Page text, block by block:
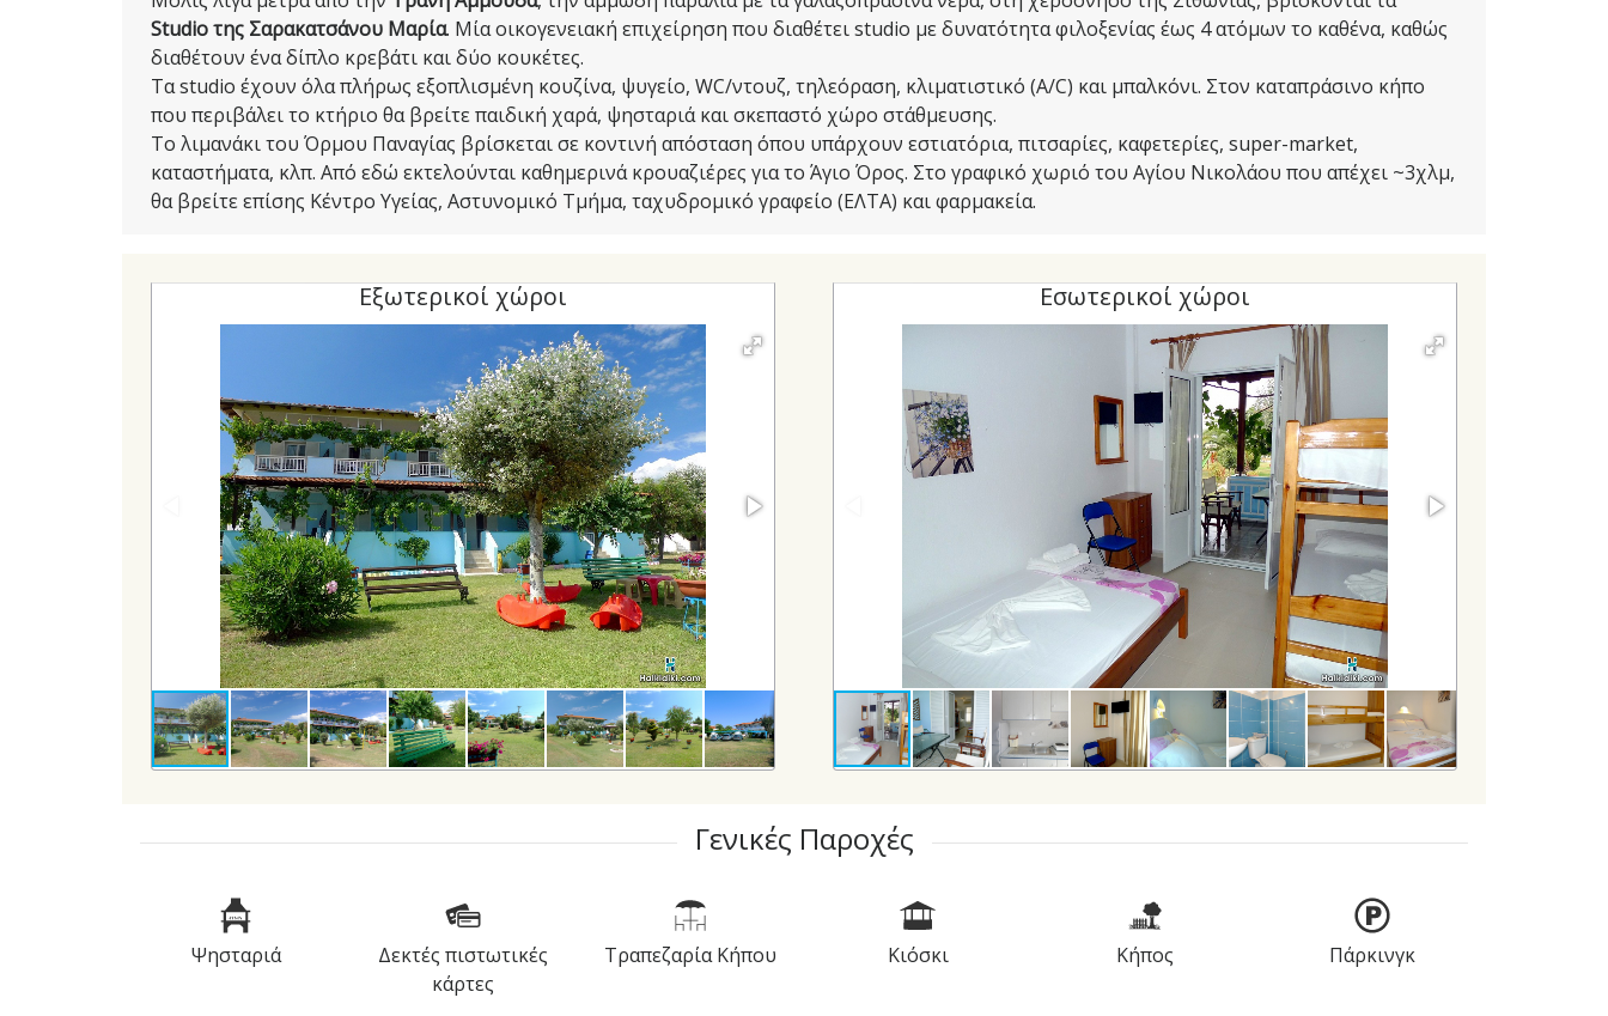
Studio της Σαρακατσάνου Μαρία. Μία οικογενειακή επιχείρηση που διαθέτει studio με δυνατότητα φιλοξενίας έως 4 ατόμων το καθένα, καθώς
διαθέτουν ένα δίπλο κρεβάτι και δύο κουκέτες.
Τα studio έχουν όλα πλήρως εξοπλισμένη κουζίνα, ψυγείο, WC/ντουζ, τηλεόραση, κλιματιστικό (A/C) και μπαλκόνι. Στον καταπράσινο κήπο
που περιβάλει το κτήριο θα βρείτε παιδική χαρά, ψησταριά και σκεπαστό χώρο στάθμευσης.
Το λιμανάκι του Όρμου Παναγίας βρίσκεται σε κοντινή απόσταση όπου υπάρχουν εστιατόρια, πιτσαρίες, καφετερίες, super-market,
καταστήματα, κλπ. Από εδώ εκτελούνται καθημερινά κρουαζιέρες για το Άγιο Όρος. Στο γραφικό χωριό του Αγίου Νικολάου που απέχει ~3χλμ,
θα βρείτε επίσης Κέντρο Υγείας, Αστυνομικό Τμήμα, ταχυδρομικό γραφείο (ΕΛΤΑ) και φαρμακεία.
Εξωτερικοί χώροι Εσωτερικοί χώροι
Γενικές Παροχές
Ψησταριά
Δεκτές πιστωτικές
κάρτες
Τραπεζαρία Κήπου Κιόσκι Κήπος Πάρκινγκ